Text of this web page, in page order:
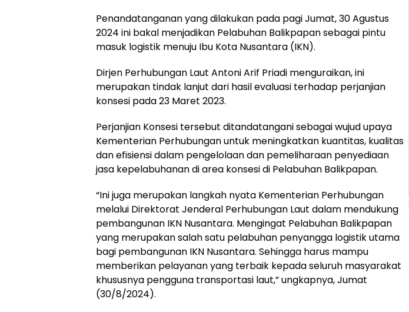
Penandatanganan yang dilakukan pada pagi Jumat, 30 Agustus
2024 ini bakal menjadikan Pelabuhan Balikpapan sebagai pintu
masuk logistik menuju Ibu Kota Nusantara (IKN).
Dirjen Perhubungan Laut Antoni Arif Priadi menguraikan, ini
merupakan tindak lanjut dari hasil evaluasi terhadap perjanjian
konsesi pada 23 Maret 2023.
Perjanjian Konsesi tersebut ditandatangani sebagai wujud upaya
Kementerian Perhubungan untuk meningkatkan kuantitas, kualitas
dan efisiensi dalam pengelolaan dan pemeliharaan penyediaan
jasa kepelabuhanan di area konsesi di Pelabuhan Balikpapan.
“Ini juga merupakan langkah nyata Kementerian Perhubungan
melalui Direktorat Jenderal Perhubungan Laut dalam mendukung
pembangunan IKN Nusantara. Mengingat Pelabuhan Balikpapan
yang merupakan salah satu pelabuhan penyangga logistik utama
bagi pembangunan IKN Nusantara. Sehingga harus mampu
memberikan pelayanan yang terbaik kepada seluruh masyarakat
khususnya pengguna transportasi laut,” ungkapnya, Jumat
(30/8/2024).